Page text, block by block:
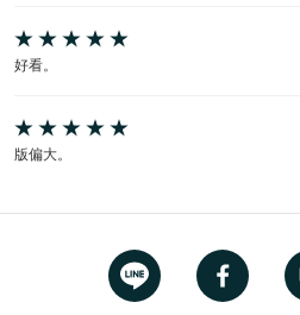
好看。
版偏大。